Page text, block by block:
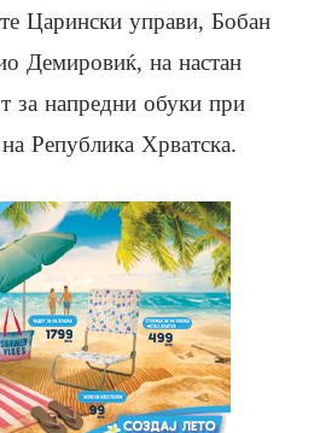
Царински управи, Бобан
Демировиќ, на настан
за напредни обуки при
Република Хрватска.